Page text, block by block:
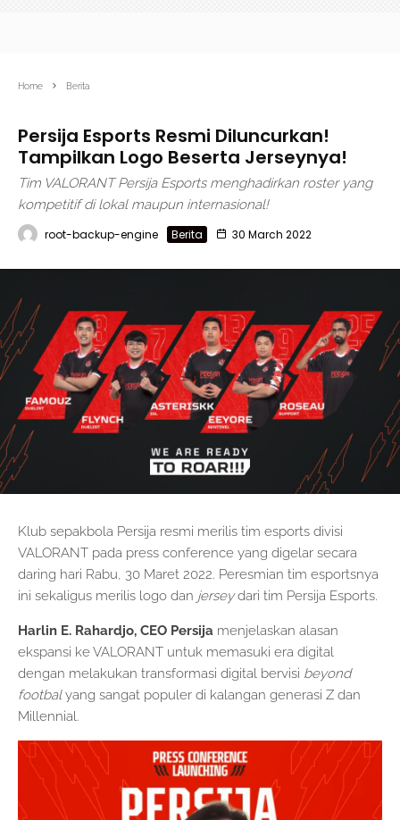
Home Berita
Persija Esports Resmi Diluncurkan!
Tampilkan Logo Beserta Jerseynya!
Tim VALORANT Persija Esports menghadirkan roster yang
kompetitif di lokal maupun internasional!
root-backup-engine Berita 30 March 2022
Klub sepakbola Persija resmi merilis tim esports divisi
VALORANT pada press conference yang digelar secara
daring hari Rabu, 30 Maret 2022. Peresmian tim esportsnya
ini sekaligus merilis logo dan jerseydari tim Persija Esports.
Harlin E. Rahardjo, CEO Persija menjelaskan alasan
ekspansi ke VALORANT untuk memasuki era digital
dengan melakukan transformasi digital bervisi beyond
footbalyang sangat populer di kalangan generasi Z dan
Millennial.